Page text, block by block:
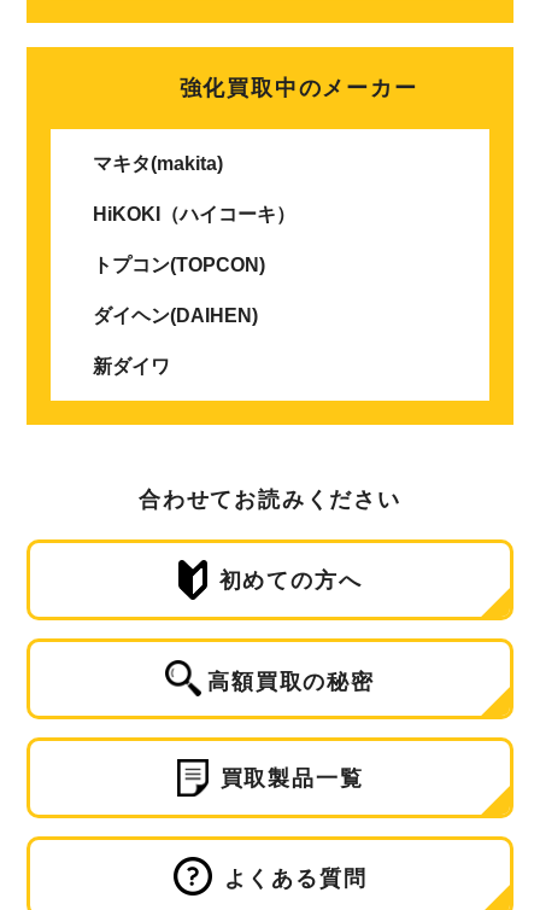
強化買取中のメーカー
マキタ(makita)
HiKOKI（ハイコーキ）
トプコン(TOPCON)
ダイヘン(DAIHEN)
新ダイワ
合わせてお読みください
初めての方へ
高額買取の秘密
買取製品一覧
よくある質問